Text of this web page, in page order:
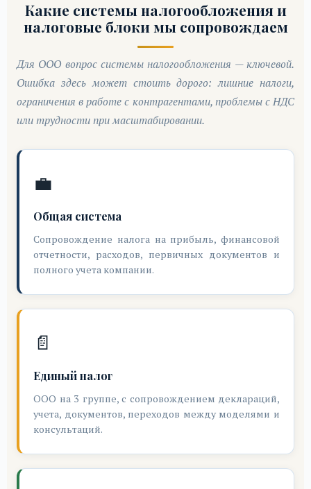
Какие системы налогообложения и
налоговые блоки мы сопровождаем
Для ООО вопрос системы налогообложения — ключевой.
Ошибка здесь может стоить дорого: лишние налоги,
ограничения в работе с контрагентами, проблемы с НДС
или трудности при масштабировании.
💼
Общая система
Сопровождение налога на прибыль, финансовой
отчетности, расходов, первичных документов и
полного учета компании.
📄
Единый налог
ООО на 3 группе, с сопровождением деклараций,
учета, документов, переходов между моделями и
консультаций.